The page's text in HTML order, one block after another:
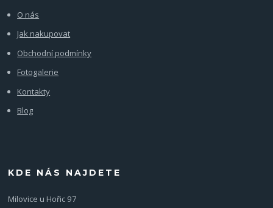
O nás
Jak nakupovat
Obchodní podmínky
Fotogalerie
Kontakty
Blog
KDE NÁS NAJDETE
Milovice u Hořic 97